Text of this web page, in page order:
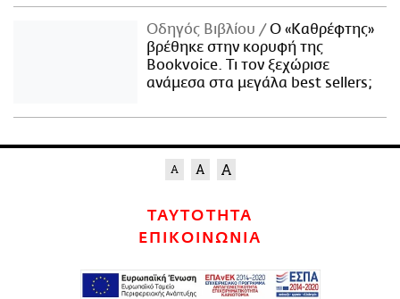
Οδηγός Βιβλίου
Ο «Καθρέφτης»
βρέθηκε στην κορυφή της
Bookvoice. Τι τον ξεχώρισε
ανάμεσα στα μεγάλα best sellers;
ΤΑΥΤΟΤΗΤΑ
ΕΠΙΚΟΙΝΩΝΙΑ